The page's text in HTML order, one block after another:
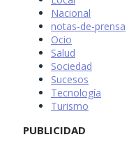
Nacional
notas-de-prensa
Ocio
Salud
Sociedad
Sucesos
Tecnología
Turismo
PUBLICIDAD